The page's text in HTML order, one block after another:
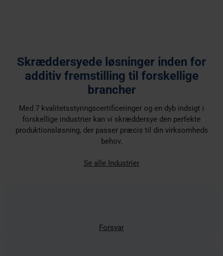
Skræddersyede løsninger inden for
additiv fremstilling til forskellige
brancher
Med 7 kvalitetsstyringscertificeringer og en dyb indsigt i
forskellige industrier kan vi skræddersye den perfekte
produktionsløsning, der passer præcis til din virksomheds
behov.
Se alle Industrier
Forsvar